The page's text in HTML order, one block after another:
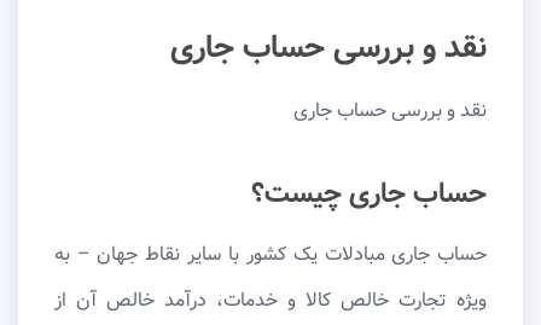
نقد و بررسی حساب جاری
نقد و بررسی حساب جاری
حساب جاری چیست؟
حساب جاری مبادلات یک کشور با سایر نقاط جهان – به
ویژه تجارت خالص کالا و خدمات، درآمد خالص آن از